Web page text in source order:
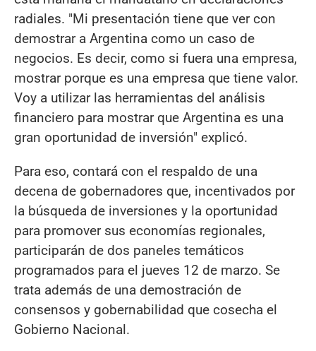
radiales. "Mi presentación tiene que ver con
demostrar a Argentina como un caso de
negocios. Es decir, como si fuera una empresa,
mostrar porque es una empresa que tiene valor.
Voy a utilizar las herramientas del análisis
financiero para mostrar que Argentina es una
gran oportunidad de inversión" explicó.
Para eso, contará con el respaldo de una
decena de gobernadores que, incentivados por
la búsqueda de inversiones y la oportunidad
para promover sus economías regionales,
participarán de dos paneles temáticos
programados para el jueves 12 de marzo. Se
trata además de una demostración de
consensos y gobernabilidad que cosecha el
Gobierno Nacional.